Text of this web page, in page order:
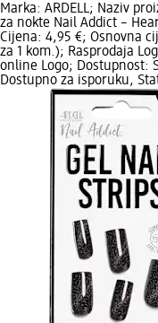
Marka: ARDELL; Naziv
za nokte Nail Addict –
Cijena: 4,95 €; Osnovna
za 1 kom.); Rasprodaja
online Logo; Dostupnost:
Dostupno za isporuku,